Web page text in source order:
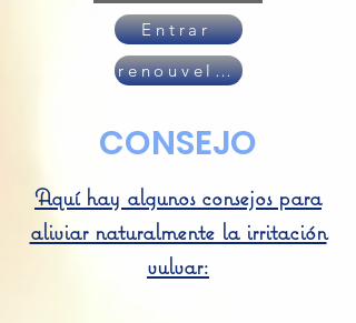
Entrar
renouveler son adhésion
CONSEJO
Aquí hay algunos consejos para
aliviar naturalmente la irritación
vulvar: